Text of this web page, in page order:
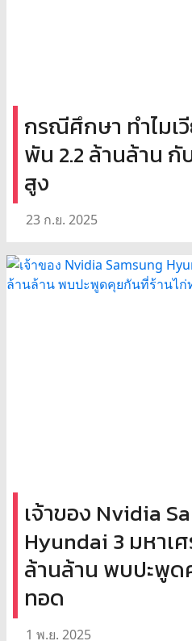
กรณีศึกษา ทำไมเ
พัน 2.2 ล้านล้าน กั
สูง
23 ก.ย. 2025
เจ้าของ Nvidia
Hyundai 3 มหาเ
ล้านล้าน พบปะพูด
ทอด
1 พ.ย. 2025